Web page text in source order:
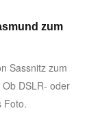
zum
Sassnitz zum
DSLR- oder
Foto.